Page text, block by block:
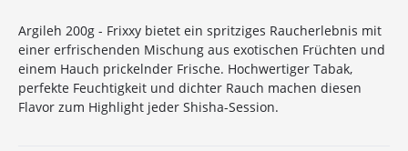
Argileh 200g - Frixxy bietet ein spritziges Raucherlebnis mit
einer erfrischenden Mischung aus exotischen Früchten und
einem Hauch prickelnder Frische. Hochwertiger Tabak,
perfekte Feuchtigkeit und dichter Rauch machen diesen
Flavor zum Highlight jeder Shisha-Session.